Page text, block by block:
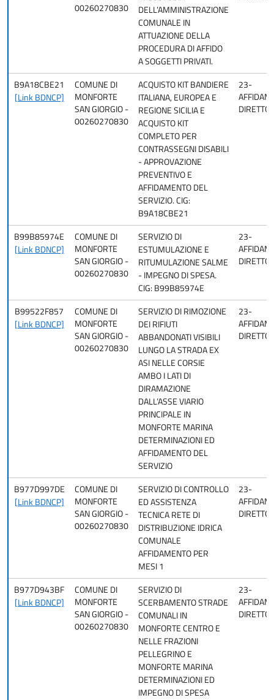
00260270830
DELL’AMMINISTRAZIONE
COMUNALE IN
ATTUAZIONE DELLA
PROCEDURA DI AFFIDO
A SOGGETTI PRIVATI.
B9A18CBE21
[Link BDNCP]
COMUNE DI
MONFORTE
SAN GIORGIO -
00260270830
ACQUISTO KIT BANDIERE
ITALIANA, EUROPEA E
REGIONE SICILIA E
ACQUISTO KIT
COMPLETO PER
CONTRASSEGNI DISABILI
- APPROVAZIONE
PREVENTIVO E
AFFIDAMENTO DEL
SERVIZIO. CIG:
B9A18CBE21
23-
DIRETTO
B99B85974E
[Link BDNCP]
COMUNE DI
MONFORTE
SAN GIORGIO -
00260270830
SERVIZIO DI
ESTUMULAZIONE E
RITUMULAZIONE SALME
- IMPEGNO DI SPESA.
CIG: B99B85974E
23-
DIRETTO
B99522F857
[Link BDNCP]
COMUNE DI
MONFORTE
SAN GIORGIO -
00260270830
SERVIZIO DI RIMOZIONE
DEI RIFIUTI
ABBANDONATI VISIBILI
LUNGO LA STRADA EX
ASI NELLE CORSIE
AMBO I LATI DI
DIRAMAZIONE
DALL’ASSE VIARIO
PRINCIPALE IN
MONFORTE MARINA
DETERMINAZIONI ED
AFFIDAMENTO DEL
SERVIZIO
23-
DIRETTO
B977D997DE
[Link BDNCP]
COMUNE DI
MONFORTE
SAN GIORGIO -
00260270830
SERVIZIO DI CONTROLLO
ED ASSISTENZA
TECNICA RETE DI
DISTRIBUZIONE IDRICA
COMUNALE
AFFIDAMENTO PER
MESI 1
23-
DIRETTO
B977D943BF
[Link BDNCP]
COMUNE DI
MONFORTE
SAN GIORGIO -
00260270830
SERVIZIO DI
SCERBAMENTO STRADE
COMUNALI IN
MONFORTE CENTRO E
NELLE FRAZIONI
PELLEGRINO E
MONFORTE MARINA
DETERMINAZIONI ED
IMPEGNO DI SPESA
23-
DIRETTO